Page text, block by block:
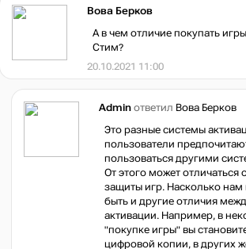
Вова Берков
А в чем отличие покупать
Стим?
20.10.2021 11:00
Admin ответил Вова Берков
Это разные системы
пользователи
пользоваться другими
От этого может отличаться
защиты игр. Насколько нам
быть и другие отличия
активации. Например, в
"покупке игры" вы
цифровой копии, в других